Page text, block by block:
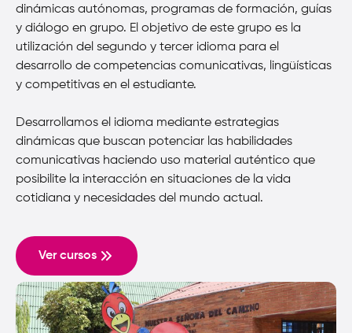
dinámicas autónomas, programas de formación, guías
y diálogo en grupo. El objetivo de este grupo es la
utilización del segundo y tercer idioma para el
desarrollo de competencias comunicativas, lingüísticas
y competitivas en el estudiante.
Desarrollamos el idioma mediante estrategias
dinámicas que buscan potenciar las habilidades
comunicativas haciendo uso material auténtico que
posibilite la interacción en situaciones de la vida
cotidiana y necesidades del mundo actual.
Ver cursos